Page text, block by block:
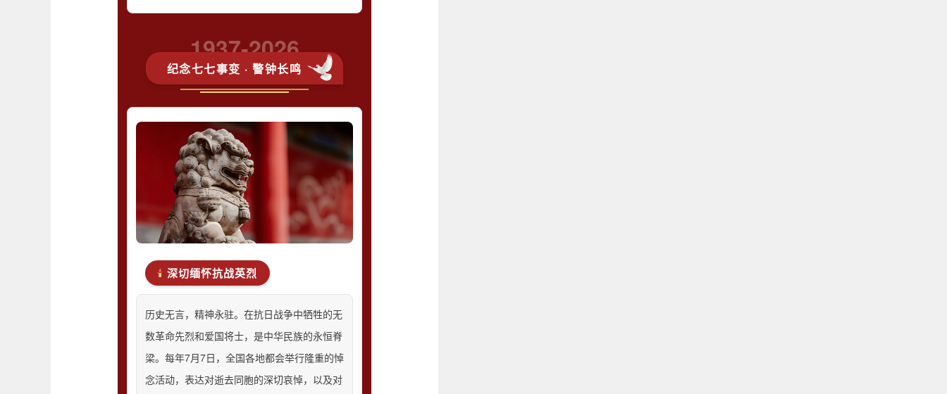
1937-2026
纪念七七事变 · 警钟长鸣
🕯️ 深切缅怀抗战英烈
历史无言，精神永驻。在抗日战争中牺牲的无
数革命先烈和爱国将士，是中华民族的永恒脊
梁。每年7月7日，全国各地都会举行隆重的悼
念活动，表达对逝去同胞的深切哀悼，以及对